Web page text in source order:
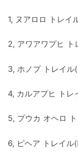
1, ヌアロロ トレイ
2, アワアワプヒ
3, ホノプ トレイ
4, カルアプヒ トレ
5, プウカ オヘロ
6, ピヘア トレイル